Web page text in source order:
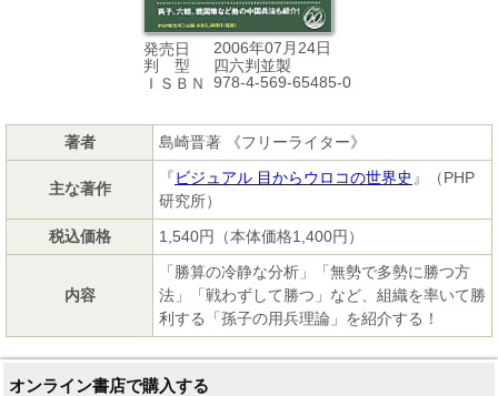
発売日
2006年07月24日
判 型
四六判並製
ＩＳＢＮ
978-4-569-65485-0
著者 島崎晋著 《フリーライター》
主な著作
『ビジュアル 目からウロコの世界史 』（PHP
研究所）
税込価格
1,540円（本体価格1,400円）
内容
「勝算の冷静な分析」「無勢で多勢に勝つ方
法」「戦わずして勝つ」など、組織を率いて勝
利する「孫子の用兵理論」を紹介する！
オンライン書店で購入する